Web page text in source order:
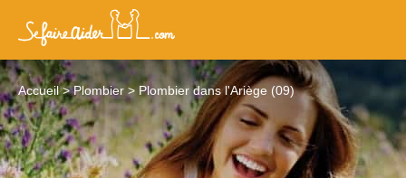
Accueil Plombier Plombier dans l'Ariège (09)